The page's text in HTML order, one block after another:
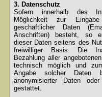
3. Datenschutz
Sofern innerhalb des
Möglichkeit zur
geschäftlicher Daten
Anschriften) besteht, so
dieser Daten seitens des
freiwilliger Basis. Die
Bezahlung aller
technisch möglich und
Angabe solcher Daten
anonymisierter Daten
gestattet.